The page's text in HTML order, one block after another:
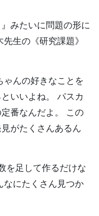
みたいに問題の形に
生の《研究課題》
ゃんの好きなことを
いいよね。 パスカ
番なんだよ。 この
がたくさんあるん
を足して作るだけな
なにたくさん見つか